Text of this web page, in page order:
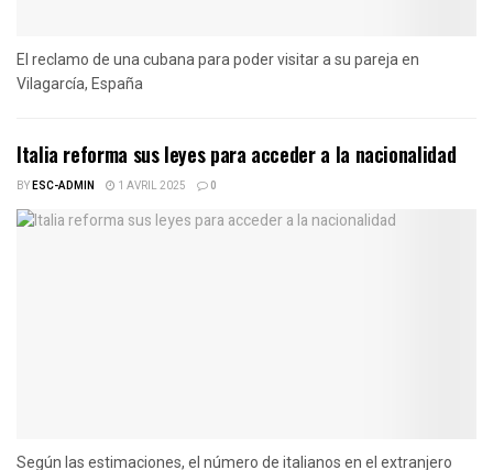
El reclamo de una cubana para poder visitar a su pareja en
Vilagarcía, España
Italia reforma sus leyes para acceder a la nacionalidad
BYESC-ADMIN 1 AVRIL 2025 0
Según las estimaciones, el número de italianos en el extranjero